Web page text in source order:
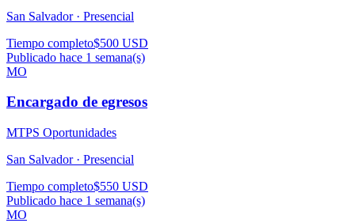
San Salvador · Presencial
Tiempo completo$500 USD
Publicado hace 1 semana(s)
MO
Encargado de egresos
MTPS Oportunidades
San Salvador · Presencial
Tiempo completo$550 USD
Publicado hace 1 semana(s)
MO